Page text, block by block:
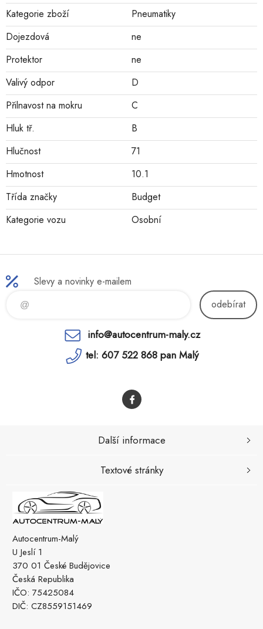
Kategorie zboží
Pneumatiky
Dojezdová
ne
Protektor
ne
Valivý odpor
D
Přilnavost na mokru
C
Hluk tř.
B
Hlučnost
71
Hmotnost
10.1
Třída značky
Budget
Kategorie vozu
Osobní
Slevy a novinky e-mailem
odebírat
info@autocentrum-maly.cz
tel: 607 522 868 pan Malý
Autocentrum-Malý
U Jeslí 1
370 01 České Budějovice
Česká Republika
IČO: 75425084
DIČ: CZ8559151469
Další informace
Textové stránky